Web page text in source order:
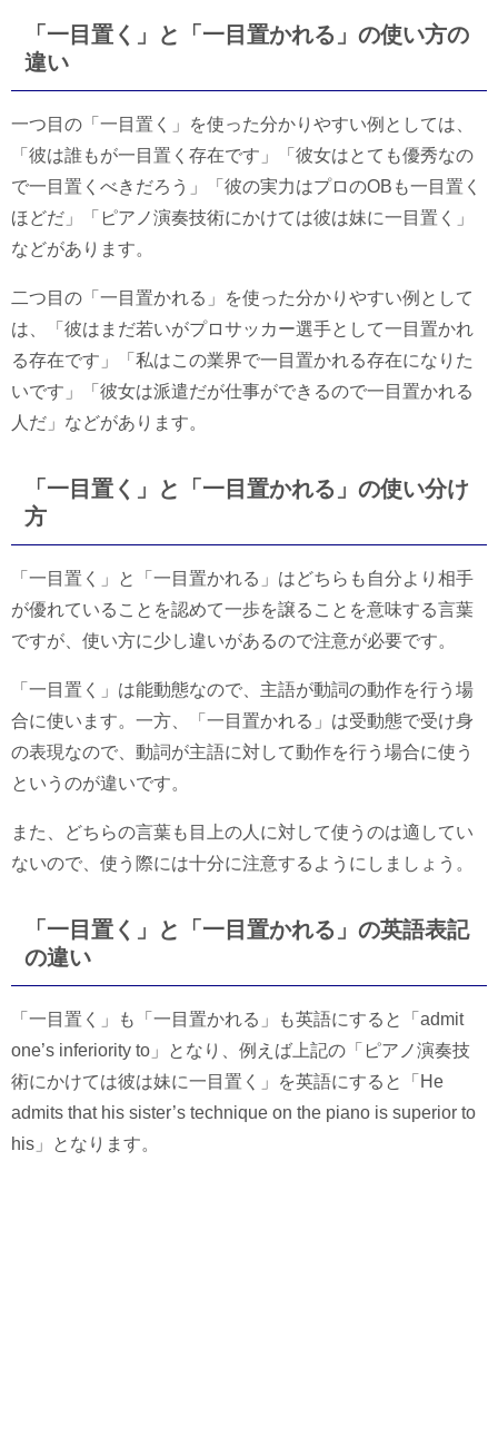
「一目置く」と「一目置かれる」の使い方の
違い
一つ目の「一目置く」を使った分かりやすい例としては、
「彼は誰もが一目置く存在です」「彼女はとても優秀なの
で一目置くべきだろう」「彼の実力はプロのOBも一目置く
ほどだ」「ピアノ演奏技術にかけては彼は妹に一目置く」
などがあります。
二つ目の「一目置かれる」を使った分かりやすい例として
は、「彼はまだ若いがプロサッカー選手として一目置かれ
る存在です」「私はこの業界で一目置かれる存在になりた
いです」「彼女は派遣だが仕事ができるので一目置かれる
人だ」などがあります。
「一目置く」と「一目置かれる」の使い分け
方
「一目置く」と「一目置かれる」はどちらも自分より相手
が優れていることを認めて一歩を譲ることを意味する言葉
ですが、使い方に少し違いがあるので注意が必要です。
「一目置く」は能動態なので、主語が動詞の動作を行う場
合に使います。一方、「一目置かれる」は受動態で受け身
の表現なので、動詞が主語に対して動作を行う場合に使う
というのが違いです。
また、どちらの言葉も目上の人に対して使うのは適してい
ないので、使う際には十分に注意するようにしましょう。
「一目置く」と「一目置かれる」の英語表記
の違い
「一目置く」も「一目置かれる」も英語にすると「admit
one’s inferiority to」となり、例えば上記の「ピアノ演奏技
術にかけては彼は妹に一目置く」を英語にすると「He
admits that his sister’s technique on the piano is superior to
his」となります。